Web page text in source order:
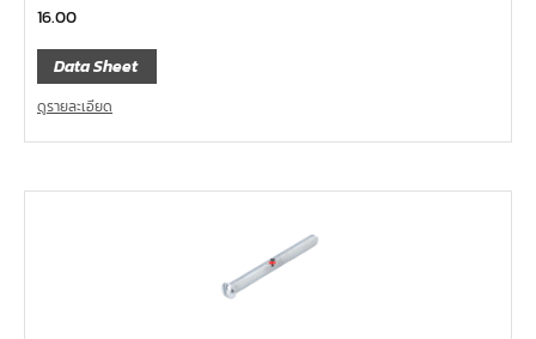
16.00
Data Sheet
ดูรายละเอียด